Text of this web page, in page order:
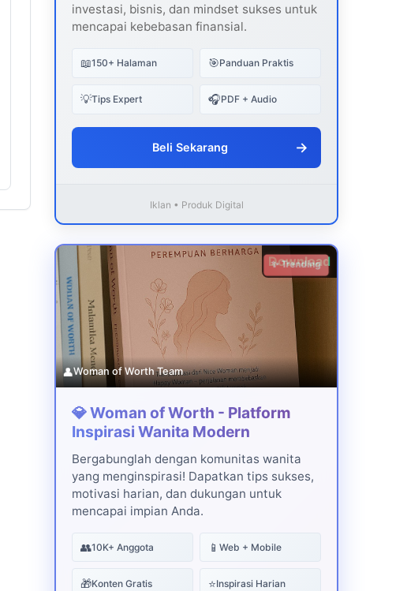
investasi, bisnis, dan mindset sukses untuk
mencapai kebebasan finansial.
📖150+ Halaman 🎯Panduan Praktis
💡Tips Expert 🎧PDF + Audio
Beli Sekarang →
Iklan • Produk Digital
Download
✨ Trending
👤Woman of Worth Team
💎 Woman of Worth - Platform
Inspirasi Wanita Modern
Bergabunglah dengan komunitas wanita
yang menginspirasi! Dapatkan tips sukses,
motivasi harian, dan dukungan untuk
mencapai impian Anda.
👥10K+ Anggota 📱 Web + Mobile
🎁Konten Gratis ⭐Inspirasi Harian